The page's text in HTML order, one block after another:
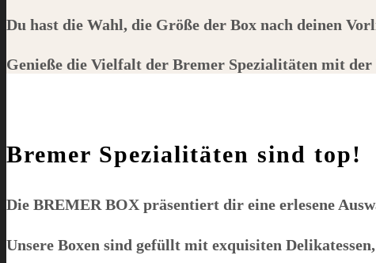
Du hast die Wahl, die Größe der Box nach deinen
Genieße die Vielfalt der Bremer Spezialitäten mit der
Bremer Spezialitäten sind top!
Die BREMER BOX präsentiert dir eine erlesene
Unsere Boxen sind gefüllt mit exquisiten